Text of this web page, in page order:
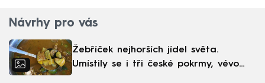
Návrhy pro vás
Žebříček nejhorších jídel světa.
Umístily se i tři české pokrmy, vévodí